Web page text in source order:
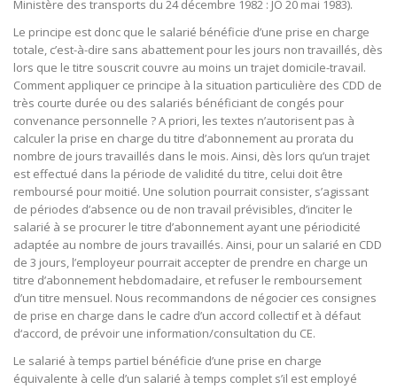
Ministère des transports du 24 décembre 1982 : JO 20 mai 1983).
Le principe est donc que le salarié bénéficie d’une prise en charge
totale, c’est-à-dire sans abattement pour les jours non travaillés, dès
lors que le titre souscrit couvre au moins un trajet domicile-travail.
Comment appliquer ce principe à la situation particulière des CDD de
très courte durée ou des salariés bénéficiant de congés pour
convenance personnelle ? A priori, les textes n’autorisent pas à
calculer la prise en charge du titre d’abonnement au prorata du
nombre de jours travaillés dans le mois. Ainsi, dès lors qu’un trajet
est effectué dans la période de validité du titre, celui doit être
remboursé pour moitié. Une solution pourrait consister, s’agissant
de périodes d’absence ou de non travail prévisibles, d’inciter le
salarié à se procurer le titre d’abonnement ayant une périodicité
adaptée au nombre de jours travaillés. Ainsi, pour un salarié en CDD
de 3 jours, l’employeur pourrait accepter de prendre en charge un
titre d’abonnement hebdomadaire, et refuser le remboursement
d’un titre mensuel. Nous recommandons de négocier ces consignes
de prise en charge dans le cadre d’un accord collectif et à défaut
d‘accord, de prévoir une information/consultation du CE.
Le salarié à temps partiel bénéficie d’une prise en charge
équivalente à celle d’un salarié à temps complet s’il est employé